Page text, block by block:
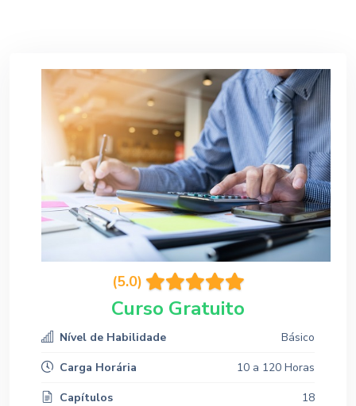
(5.0)
Curso Gratuito
Nível de Habilidade
Básico
Carga Horária
10 a 120 Horas
Capítulos
18